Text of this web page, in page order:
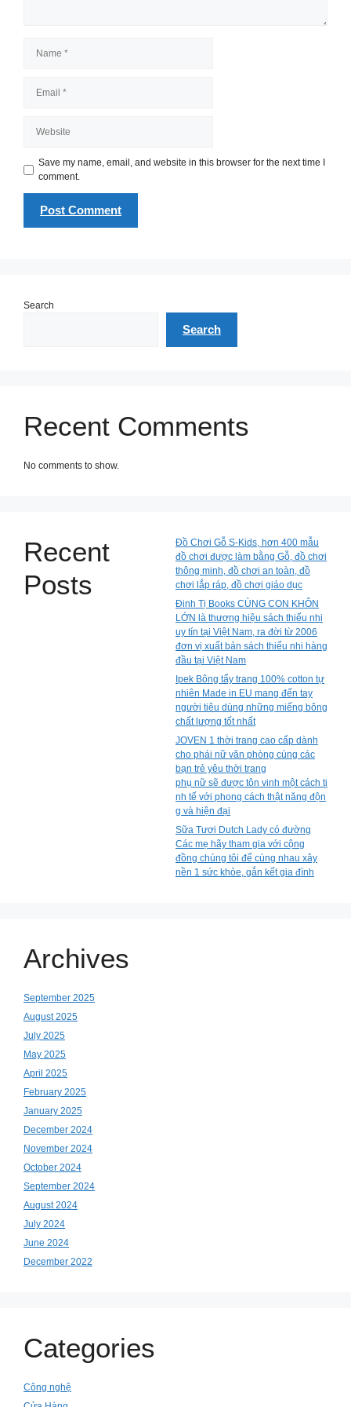
Save my name, email, and website in this browser for the next time I
comment.
Search
Search
Recent Comments
No comments to show.
Recent
Posts
Đồ Chơi Gỗ S-Kids, hơn 400 mẫu
đồ chơi được làm bằng Gỗ, đồ chơi
thông minh, đồ chơi an toàn, đồ
chơi lắp ráp, đồ chơi giáo dục
Đinh Tị Books CÙNG CON KHÔN
LỚN là thương hiệu sách thiếu nhi
uy tín tại Việt Nam, ra đời từ 2006
đơn vị xuất bản sách thiếu nhi hàng
đầu tại Việt Nam
Ipek Bông tẩy trang 100% cotton tự
nhiên Made in EU mang đến tay
người tiêu dùng những miếng bông
chất lượng tốt nhất
JOVEN 1 thời trang cao cấp dành
cho phái nữ văn phòng cùng các
bạn trẻ yêu thời trang
phụ nữ sẽ được tôn vinh một cách ti
nh tế với phong cách thật năng độn
g và hiện đại
Sữa Tươi Dutch Lady có đường
Các mẹ hãy tham gia với cộng
đồng chúng tôi để cùng nhau xây
nền 1 sức khỏe, gắn kết gia đình
Archives
September 2025
August 2025
July 2025
May 2025
April 2025
February 2025
January 2025
December 2024
November 2024
October 2024
September 2024
August 2024
July 2024
June 2024
December 2022
Categories
Công nghệ